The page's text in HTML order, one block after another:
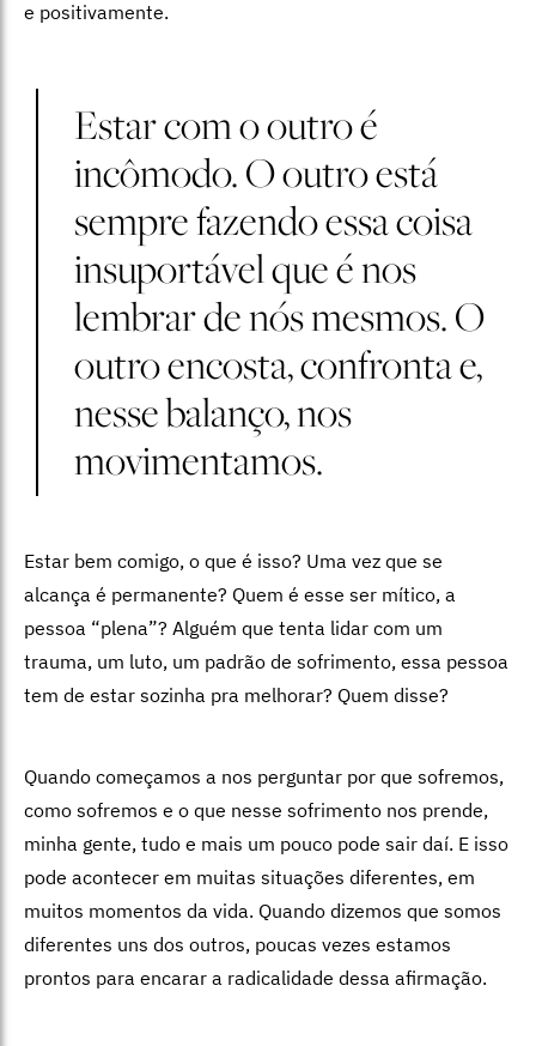
e positivamente.
Estar com o outro é
incômodo. O outro está
sempre fazendo essa coisa
insuportável que é nos
lembrar de nós mesmos. O
outro encosta, confronta e,
nesse balanço, nos
movimentamos.
Estar bem comigo, o que é isso? Uma vez que se
alcança é permanente? Quem é esse ser mítico, a
pessoa “plena”? Alguém que tenta lidar com um
trauma, um luto, um padrão de sofrimento, essa pessoa
tem de estar sozinha pra melhorar? Quem disse?
Quando começamos a nos perguntar por que sofremos,
como sofremos e o que nesse sofrimento nos prende,
minha gente, tudo e mais um pouco pode sair daí. E isso
pode acontecer em muitas situações diferentes, em
muitos momentos da vida. Quando dizemos que somos
diferentes uns dos outros, poucas vezes estamos
prontos para encarar a radicalidade dessa afirmação.